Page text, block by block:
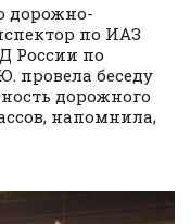
дорожно-
по ИАЗ
России по
провела беседу
дорожного
напомнила,